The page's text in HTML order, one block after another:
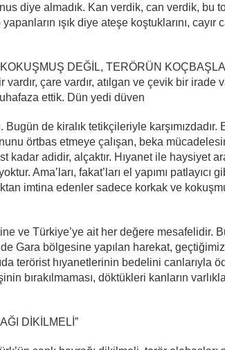
diye almadık. Kan verdik, can verdik, bu
ışık diye ateşe koştuklarını, cayır
DEĞİL, TERÖRÜN
vardır, çare vardır, atılgan ve çevik bir irade
ettik. Dün yedi düven
Bugün de kiralık tetikçileriyle
örtbas etmeye çalışan, beka
kadar adidir, alçaktır. Hıyanet ile haysiyet
Ama’ları, fakat’ları el yapımı patlayıcı
imtina edenler sadece korkak ve
ve Türkiye’ye ait her değere mesafelidir.
Gara bölgesine yapılan harekat,
terörist hıyanetlerinin bedelini canlarıyla
bırakılmaması, döktükleri kanların
DİKİLMELİ”